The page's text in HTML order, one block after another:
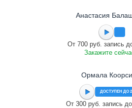
Анастасия
От 700 руб. запись
Закажите
Ормала
ДОСТУПЕН ДО
От 300 руб. запись